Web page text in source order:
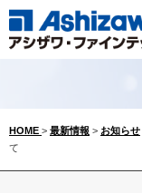
HOME > 最新情報 > お知らせ
て